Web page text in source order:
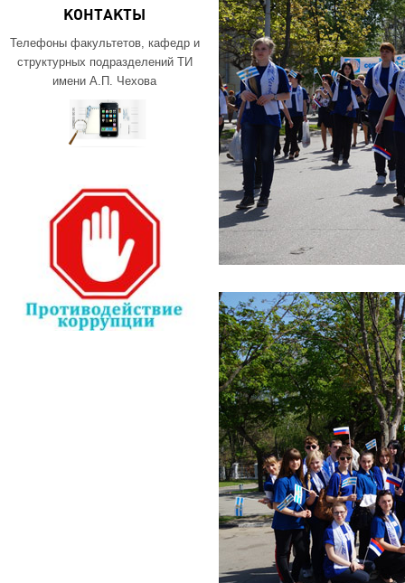
КОНТАКТЫ
Телефоны факультетов, кафедр и
структурных подразделений ТИ
имени А.П. Чехова